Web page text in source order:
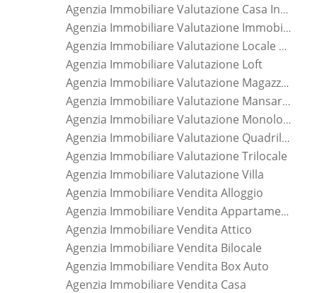
Agenzia Immobiliare Valutazione Casa Indipendente
Agenzia Immobiliare Valutazione Immobile
Agenzia Immobiliare Valutazione Locale Commerciale
Agenzia Immobiliare Valutazione Loft
Agenzia Immobiliare Valutazione Magazzino
Agenzia Immobiliare Valutazione Mansarda
Agenzia Immobiliare Valutazione Monolocale
Agenzia Immobiliare Valutazione Quadrilocale
Agenzia Immobiliare Valutazione Trilocale
Agenzia Immobiliare Valutazione Villa
Agenzia Immobiliare Vendita Alloggio
Agenzia Immobiliare Vendita Appartamento
Agenzia Immobiliare Vendita Attico
Agenzia Immobiliare Vendita Bilocale
Agenzia Immobiliare Vendita Box Auto
Agenzia Immobiliare Vendita Casa